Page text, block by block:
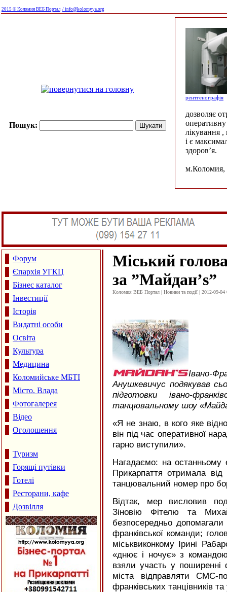
2015 © Коломия ВЕБ Портал / info@kolomyya.org
Пошук:
рентгенографія
дозволяє
лікування ,
і є
здоров’я.
м.Коломия,
Форум
Єпархія УГКЦ
Бізнес каталог
Інвестиції
Історія
Видатні особи
Освіта
Культура
Медицина
Коломийське МБТІ
Місто. Влада
Фотогалерея
Відео
Оголошення
Туризм
Горящі путівки
Готелі
Ресторани, кафе
Дозвілля
Міський
за ”Майдан’s”
Коломия ВЕБ Портал | Новини та події | 2012-09-04
Івано-
Анушкевичус подякував
підготовки івано-
танцювальному шоу
«Я не знаю, в кого яке
він під час оперативної
гарно виступили».
Нагадаємо: на останньому
Прикарпаття отримала
танцювальний номер про
Відтак, мер висловив
Зіновію Фітелю та
безпосередньо допомагали
франківської команди;
міськвиконкому Ірині
«днює і ночує» з командою;
взяли участь у поширенні
міста відправляти СМС-
франківських танцівників